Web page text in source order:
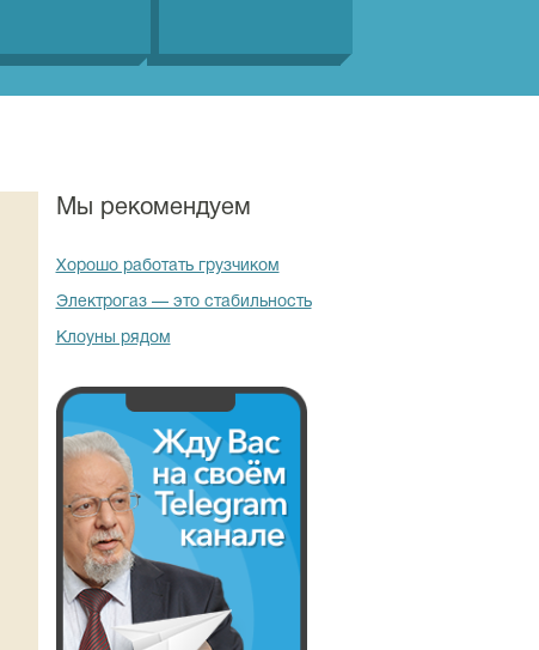
Мы рекомендуем
Хорошо работать грузчиком
Электрогаз — это стабильность
Клоуны рядом